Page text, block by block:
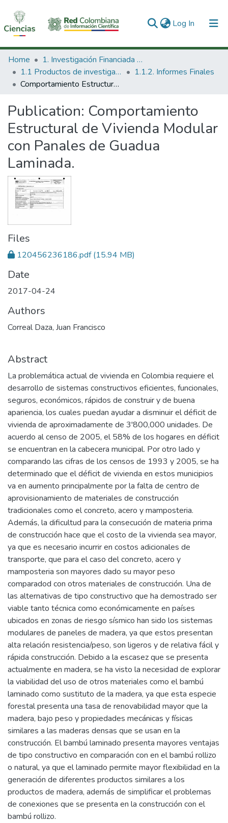
Log In (current)
Communities & Collections
All of DSpace
Home
1. Investigación Financiada con Recursos Públicos
1.1 Productos de investigación
1.1.2. Informes Finales
Comportamiento Estructural de Vivienda Modular con Panales de Guadua Laminada.
Publication: Comportamiento
Estructural de Vivienda Modular
con Panales de Guadua
Laminada.
Files
120456236186.pdf(15.94 MB)
Date
2017-04-24
Authors
Correal Daza, Juan Francisco
Abstract
La problemática actual de vivienda en Colombia requiere el
desarrollo de sistemas constructivos eficientes, funcionales,
seguros, económicos, rápidos de construir y de buena
apariencia, los cuales puedan ayudar a disminuir el déficit de
vivienda de aproximadamente de 3'800,000 unidades. De
acuerdo al censo de 2005, el 58% de los hogares en déficit
se encuentran en la cabecera municipal. Por otro lado y
comparando las cifras de los censos de 1993 y 2005, se ha
determinado que el déficit de vivienda en estos municipios
va en aumento principalmente por la falta de centro de
aprovisionamiento de materiales de construcción
tradicionales como el concreto, acero y mamposteria.
Además, la dificultud para la consecución de materia prima
de construcción hace que el costo de la vivienda sea mayor,
ya que es necesario incurrir en costos adicionales de
transporte, que para el caso del concreto, acero y
mamposteria son mayores dado su mayor peso
comparadod con otros materiales de construcción. Una de
las alternativas de tipo constructivo que ha demostrado ser
viable tanto técnica como económicamente en países
ubicados en zonas de riesgo sísmico han sido los sistemas
modulares de paneles de madera, ya que estos presentan
alta relación resistencia/peso, son ligeros y de relativa fácil y
rápida construcción. Debido a la escasez que se presenta
actualmente en madera, se ha visto la necesidad de explorar
la viabilidad del uso de otros materiales como el bambú
laminado como sustituto de la madera, ya que esta especie
forestal presenta una tasa de renovabilidad mayor que la
madera, bajo peso y propiedades mecánicas y físicas
similares a las maderas densas que se usan en la
construcción. El bambú laminado presenta mayores ventajas
de tipo constructivo en comparación con en el bambú rollizo
o natural, ya que el laminado permite mayor flexibilidad en la
generación de diferentes productos similares a los
productos de madera, además de simplificar el problemas
de conexiones que se presenta en la construcción con el
bambú rollizo.